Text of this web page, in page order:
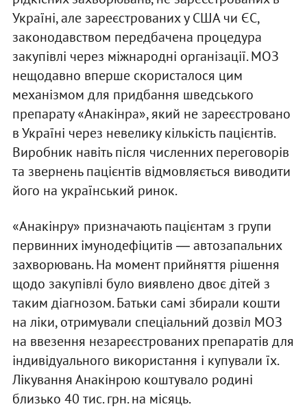
Україні, але зареєстрованих у США чи ЄС,
законодавством передбачена процедура
закупівлі через міжнародні організації. МОЗ
нещодавно вперше скористалося цим
механізмом для придбання шведського
препарату «Анакінра», який не зареєстровано
в Україні через невелику кількість пацієнтів.
Виробник навіть після численних переговорів
та звернень пацієнтів відмовляється виводити
його на український ринок.
«Анакінру» призначають пацієнтам з групи
первинних імунодефіцитів ― автозапальних
захворювань. На момент прийняття рішення
щодо закупівлі було виявлено двоє дітей з
таким діагнозом. Батьки самі збирали кошти
на ліки, отримували спеціальний дозвіл МОЗ
на ввезення незареєстрованих препаратів для
індивідуального використання і купували їх.
Лікування Анакінрою коштувало родині
близько 40 тис. грн. на місяць.